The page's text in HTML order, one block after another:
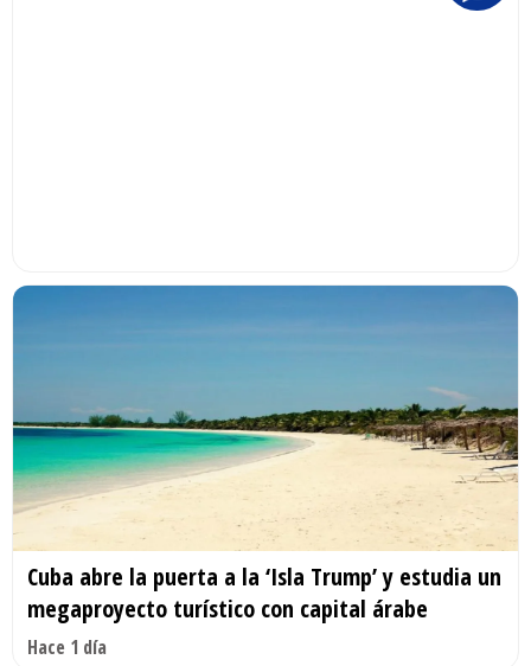
Cuba abre la puerta a la ‘Isla Trump’ y estudia un
megaproyecto turístico con capital árabe
Hace 1 día